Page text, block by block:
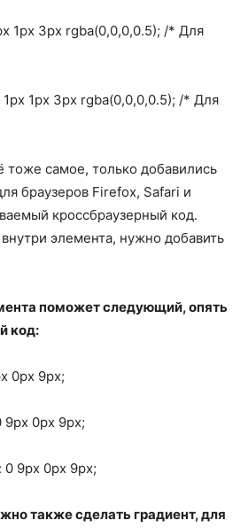
1px 3px rgba(0,0,0,0.5); /* Для
1px 3px rgba(0,0,0,0.5); /* Для
тоже самое, только добавились
браузеров Firefox, Safari и
кроссбраузерный код.
элемента, нужно добавить
поможет следующий, опять
код:
0px 9px;
0px 9px;
9px 0px 9px;
также сделать градиент, для